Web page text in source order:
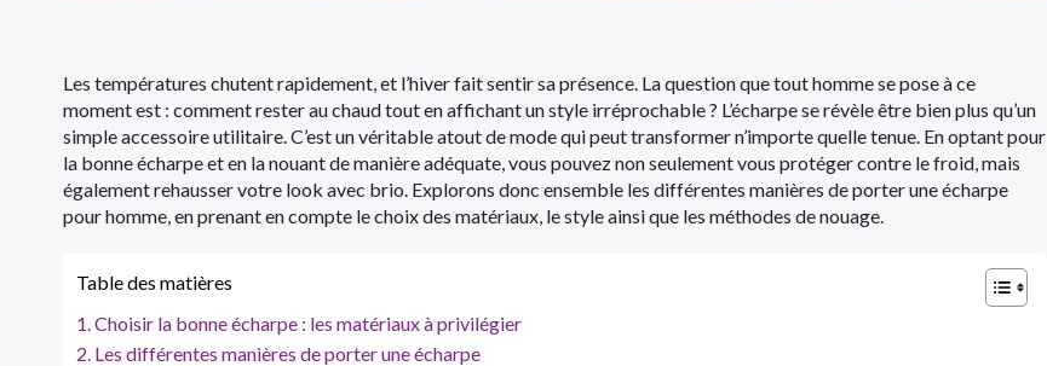
Les températures chutent rapidement, et l’hiver fait sentir sa présence. La question que tout homme se pose à ce
moment est : comment rester au chaud tout en affichant un style irréprochable ? L’écharpe se révèle être bien plus qu’un
simple accessoire utilitaire. C’est un véritable atout de mode qui peut transformer n’importe quelle tenue. En optant pour
la bonne écharpe et en la nouant de manière adéquate, vous pouvez non seulement vous protéger contre le froid, mais
également rehausser votre look avec brio. Explorons donc ensemble les différentes manières de porter une écharpe
pour homme, en prenant en compte le choix des matériaux, le style ainsi que les méthodes de nouage.
Table des matières
Choisir la bonne écharpe : les matériaux à privilégier
Les différentes manières de porter une écharpe